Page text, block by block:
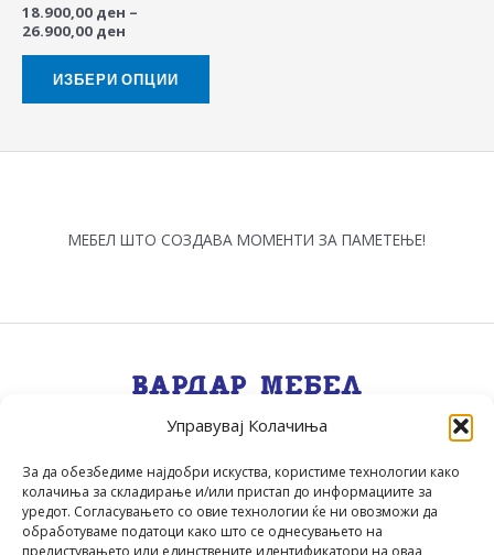
Управувај Колачиња
За да обезбедиме најдобри искуства, користиме технологии како
колачиња за складирање и/или пристап до информациите за
уредот. Согласувањето со овие технологии ќе ни овозможи да
обработуваме податоци како што се однесувањето на
прелистувањето или единствените идентификатори на оваа
18.900,00 ден –
26.900,00 ден
ИЗБЕРИ ОПЦИИ
the
МЕБЕЛ ШТО СОЗДАВА МОМЕНТИ ЗА ПАМЕТЕЊЕ!
Квалитет, Стил, Селекција, Сервис.